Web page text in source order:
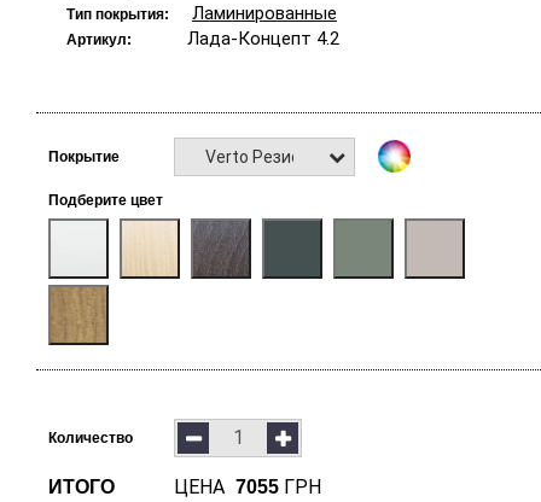
Тип покрытия:
Ламинированные
Артикул: Лада-Концепт 4.2
Покрытие Verto Резист
Подберите цвет
Количество
ИТОГО ЦЕНА 7055 ГРН